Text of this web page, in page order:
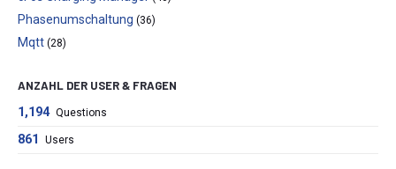
Phasenumschaltung (36)
Mqtt (28)
ANZAHL DER USER & FRAGEN
1,194 Questions
861 Users